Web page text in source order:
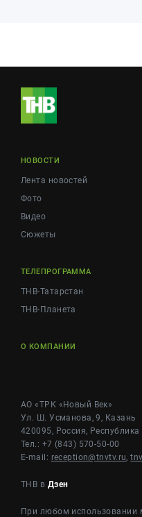
НОВОСТИ
Лента новостей
Фото
Видео
Сюжеты
ТЕЛЕПРОГРАММА
ТНВ-Татарстан
ТНВ-Планета
О КОМПАНИИ
АО «ТРК «Новый Век»
Ул. Ш. Усманова, 9, Казань
420095, Россия, Республика
Тел.: +7 (843) 570-50-00
E-mail: reception@tnvtv.ru,
ТНВ в Дзен
При любом использовании